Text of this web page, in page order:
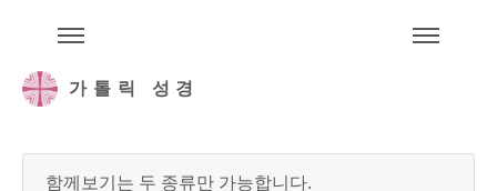
가톨릭 성경
함께보기는 두 종류만 가능합니다.